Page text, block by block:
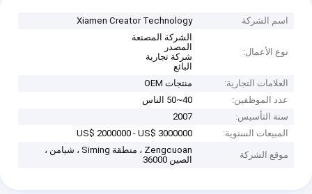
اسم الشركة Xiamen Creator Technology
نوع الأعمال:
الشركة المصنعة
المصدر
شركة تجارية
البائع
العلامات التجارية:
منتجات OEM
عدد الموظفين:
40~50 الناس
سنة التأسيس:
2007
المبيعات السنوية:
US$ 2000000 - US$ 3000000
موقع الشركة
Zengcuoan ، منطقة Siming ، شيامن ،
الصين 36000